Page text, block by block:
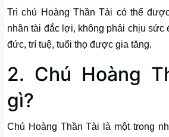
Trì chú Hoàng Thần Tài có thể
nhân tài đắc lợi, không phải chịu sức
đức, trí tuệ, tuổi thọ được gia tăng.
2. Chú Hoàng
gì?
Chú Hoàng Thần Tài là một trong